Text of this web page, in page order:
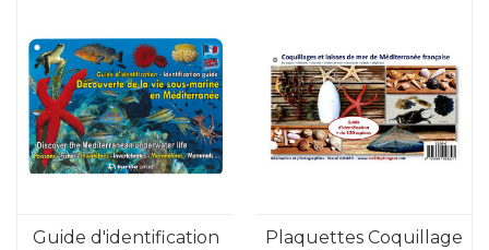
Guide d'identification
Plaquettes Coquillage